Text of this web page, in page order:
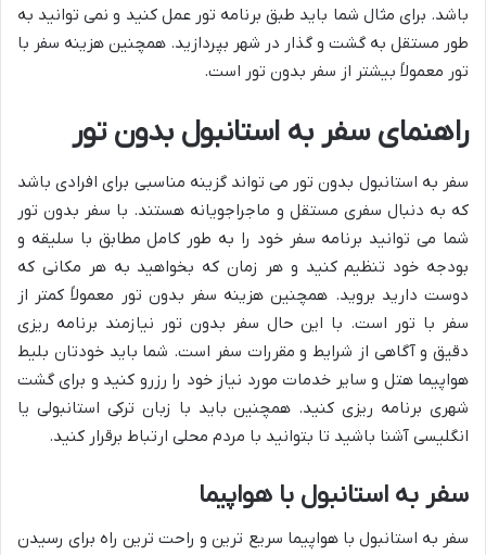
باشد. برای مثال شما باید طبق برنامه تور عمل کنید و نمی توانید به
طور مستقل به گشت و گذار در شهر بپردازید. همچنین هزینه سفر با
تور معمولاً بیشتر از سفر بدون تور است.
راهنمای سفر به استانبول بدون تور
سفر به استانبول بدون تور می تواند گزینه مناسبی برای افرادی باشد
که به دنبال سفری مستقل و ماجراجویانه هستند. با سفر بدون تور
شما می توانید برنامه سفر خود را به طور کامل مطابق با سلیقه و
بودجه خود تنظیم کنید و هر زمان که بخواهید به هر مکانی که
دوست دارید بروید. همچنین هزینه سفر بدون تور معمولاً کمتر از
سفر با تور است. با این حال سفر بدون تور نیازمند برنامه ریزی
دقیق و آگاهی از شرایط و مقررات سفر است. شما باید خودتان بلیط
هواپیما هتل و سایر خدمات مورد نیاز خود را رزرو کنید و برای گشت
شهری برنامه ریزی کنید. همچنین باید با زبان ترکی استانبولی یا
انگلیسی آشنا باشید تا بتوانید با مردم محلی ارتباط برقرار کنید.
سفر به استانبول با هواپیما
سفر به استانبول با هواپیما سریع ترین و راحت ترین راه برای رسیدن